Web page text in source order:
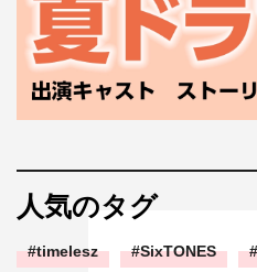
人気のタグ
timelesz SixTONES